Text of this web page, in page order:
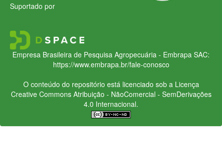
Suportado por
Empresa Brasileira de Pesquisa Agropecuária - Embrapa SAC:
https://www.embrapa.br/fale-conosco
O conteúdo do repositório está licenciado sob a Licença
Creative CommonsAtribuição - NãoComercial - SemDerivações
4.0 Internacional.